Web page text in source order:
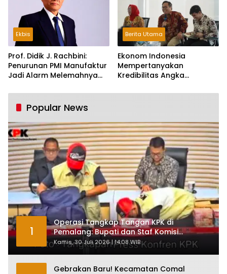
Ekbis
Prof. Didik J. Rachbini:
Penurunan PMI Manufaktur
Jadi Alarm Melemahnya
Berita Utama
Ekonom Indonesia
Mempertanyakan
Kredibilitas Angka
Tumbuh Tapi Rapuh
Popular News
1
Operasi Tangkap Tangan KPK di
Pemalang: Bupati dan Staf Komisi
Antirasuah Ditetapkan Tersangka
Kamis, 30 Juli 2026 | 14:08 WIB
Gebrakan Baru! Kecamatan Comal